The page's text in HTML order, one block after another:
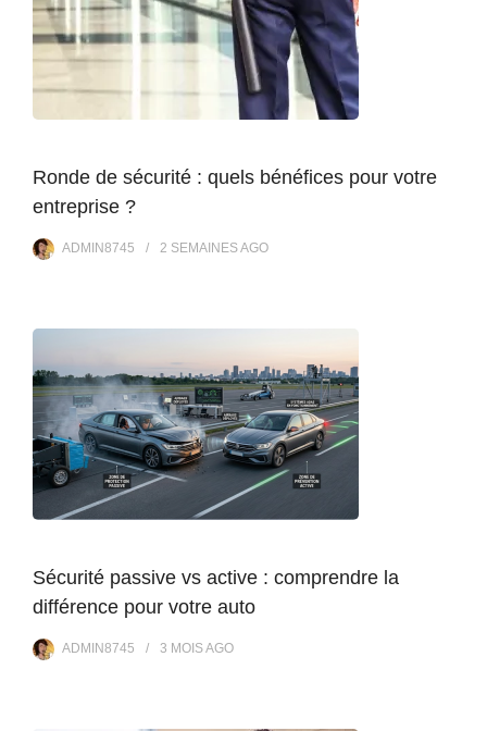
Ronde de sécurité : quels bénéfices pour votre
entreprise ?
ADMIN8745 2 SEMAINESAGO
Sécurité passive vs active : comprendre la
différence pour votre auto
ADMIN8745 3 MOISAGO